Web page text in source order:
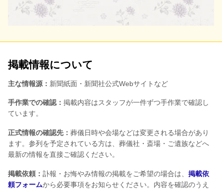
掲載情報について
主な情報源： 新聞紙面・新聞社公式Webサイトなど
手作業での確認： 掲載内容はスタッフが一件ずつ手作業で確認し
ています。
正式情報の確認先： 葬儀日時や会場などは変更される場合があり
ます。参列を予定されている方は、葬儀社・斎場・ご遺族などへ
最新の情報を直接ご確認ください。
掲載依頼： 訃報・お悔やみ情報の掲載をご希望の場合は、 掲載依
頼フォームから必要事項をお知らせください。内容を確認のうえ